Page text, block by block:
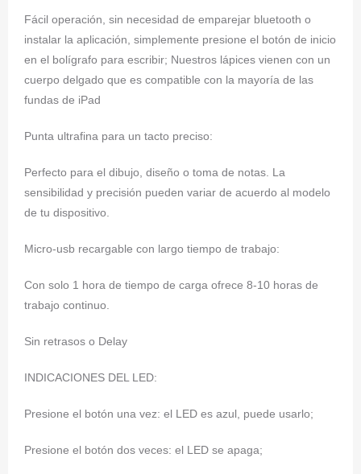
Fácil operación, sin necesidad de emparejar bluetooth o
instalar la aplicación, simplemente presione el botón de inicio
en el bolígrafo para escribir; Nuestros lápices vienen con un
cuerpo delgado que es compatible con la mayoría de las
fundas de iPad
Punta ultrafina para un tacto preciso:
Perfecto para el dibujo, diseño o toma de notas. La
sensibilidad y precisión pueden variar de acuerdo al modelo
de tu dispositivo.
Micro-usb recargable con largo tiempo de trabajo:
Con solo 1 hora de tiempo de carga ofrece 8-10 horas de
trabajo continuo.
Sin retrasos o Delay
INDICACIONES DEL LED:
Presione el botón una vez: el LED es azul, puede usarlo;
Presione el botón dos veces: el LED se apaga;